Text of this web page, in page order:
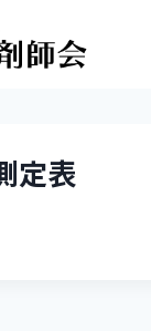
定表